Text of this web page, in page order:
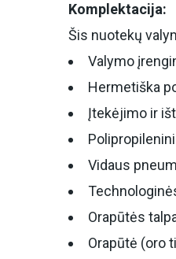
Komplektacija:
Šis nuotekų
Valymo
Hermetiška
Įtekėjimo ir
Vidaus
Orapūtės
Orapūtė (oro